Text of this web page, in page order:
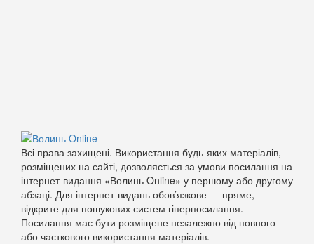
Всі права захищені. Використання будь-яких матеріалів,
розміщених на сайті, дозволяється за умови посилання на
інтернет-видання «Волинь Online» у першому або другому
абзаці. Для інтернет-видань обов’язкове — пряме,
відкрите для пошукових систем гіперпосилання.
Посилання має бути розміщене незалежно від повного
або часткового використання матеріалів.